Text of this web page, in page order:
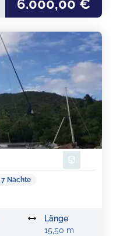
6.000,00 €
7 Nächte
Länge
15,50 m